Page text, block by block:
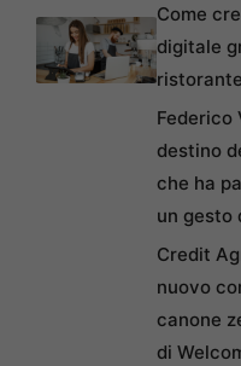
Come
digitale
Federico
destino
che ha
un gesto
Credit
nuovo
canone
di